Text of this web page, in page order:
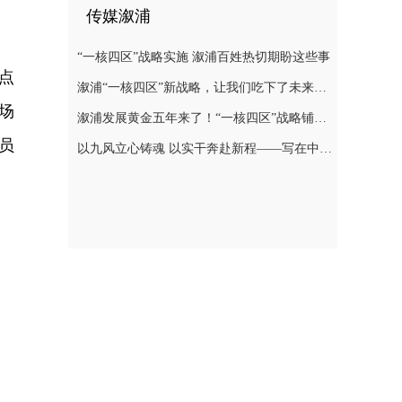
传媒溆浦
“一核四区”战略实施 溆浦百姓热切期盼这些事
溆浦“一核四区”新战略，让我们吃下了未来发展“定心丸”
溆浦发展黄金五年来了！“一核四区”战略铺展全域振兴新图景
以九风立心铸魂 以实干奔赴新程——写在中共溆浦县第十四次代表大会胜利闭幕之际